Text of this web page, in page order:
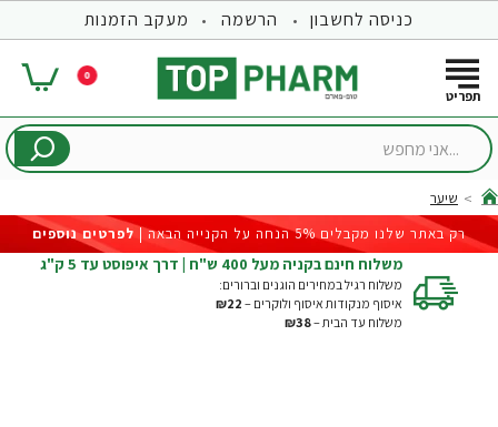
כניסה לחשבון הרשמה מעקב הזמנות
0
...אני
home
שיער
רק באתר שלנו מקבלים 5% הנחה על הקנייה הבאה |
לפרטים נוספים
משלוח חינם בקניה מעל 400 ש"ח | דרך איפוסט עד 5 ק"ג
משלוח רגיל במחירים הוגנים וברורים:
איסוף מנקודות איסוף ולוקרים – ₪22
משלוח עד הבית –₪38